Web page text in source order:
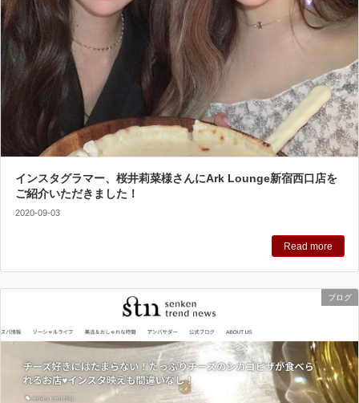
インスタグラマー、桜井莉菜様さんにArk Lounge新宿西口店を
ご紹介いただきました！
2020-09-03
Read more
ブログ